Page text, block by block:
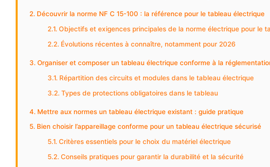
Découvrir la norme NF C 15-100 : la référence pour le tableau électrique
Objectifs et exigences principales de la norme électrique pour le
Évolutions récentes à connaître, notamment pour 2026
Organiser et composer un tableau électrique conforme à la
Répartition des circuits et modules dans le tableau électrique
Types de protections obligatoires dans le tableau
Mettre aux normes un tableau électrique existant : guide pratique
Bien choisir l’appareillage conforme pour un tableau électrique sécurisé
Critères essentiels pour le choix du matériel électrique
Conseils pratiques pour garantir la durabilité et la sécurité